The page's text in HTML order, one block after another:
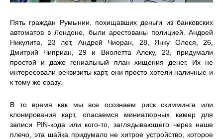
Пять граждан Румынии, похищавших деньги из банковских
автоматов в Лондоне, были арестованы полицией. Андрей
Никулита, 23 лет, Андрей Чиоран, 28, Янку Олеся, 26,
Дмитрий Чиприан, 29 и Виолетта Алеку, 23, придумали
простой и даже гениальный план хищения денег. Их не
интересовали реквизиты карт, они просто хотели наличные и
к тому же сразу.
В то время как мы все осознаем риск скимминга или
клонирования карт, опасаемся миниатюрных камер для
записи PIN-кода или кого-то, заглядывающего через наше
плечо, эта шайка придумало не хитрое устройство, которое